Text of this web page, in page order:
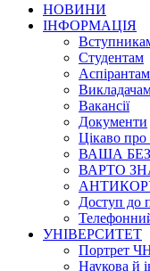
НОВИНИ
ІНФОРМАЦІЯ
Студентам
Вакансії
Документи
Цікаво про
ВАША
ВАРТО
Доступ до
УНІВЕРСИТЕТ
Портрет
Наукова й